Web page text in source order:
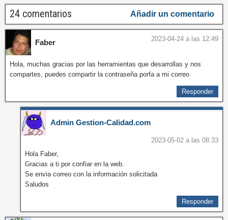
24 comentarios Añadir un comentario
Faber 2023-04-24 a las 12:49
Hola, muchas gracias por las herramientas que desarrollas y nos
compartes, puedes compartir la contraseña porfa a mi correo
Responder
Admin Gestion-Calidad.com
2023-05-02 a las 08:33
Hola Faber,
Gracias a ti por confiar en la web.
Se envia correo con la información solicitada
Saludos
Responder